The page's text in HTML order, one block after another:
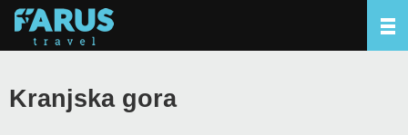
Kranjska gora